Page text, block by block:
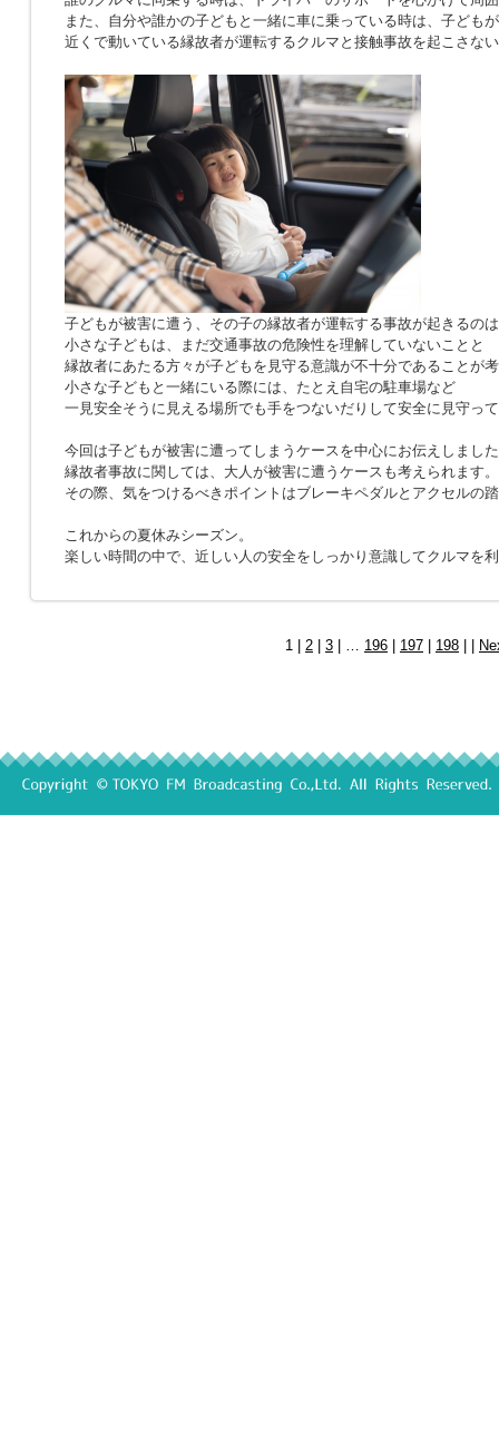
また、自分や誰かの子どもと一緒に車に乗っている時は、子ども
近くで動いている縁故者が運転するクルマと接触事故を起こさな
子どもが被害に遭う、その子の縁故者が運転する事故が起きるの
小さな子どもは、まだ交通事故の危険性を理解していないことと
縁故者にあたる方々が子どもを見守る意識が不十分であることが
小さな子どもと一緒にいる際には、たとえ自宅の駐車場など
一見安全そうに見える場所でも手をつないだりして安全に見守っ
今回は子どもが被害に遭ってしまうケースを中心にお伝えしまし
縁故者事故に関しては、大人が被害に遭うケースも考えられます。
その際、気をつけるべきポイントはブレーキペダルとアクセルの
これからの夏休みシーズン。
楽しい時間の中で、近しい人の安全をしっかり意識してクルマを
1 | 2 3 | … 196 197 198